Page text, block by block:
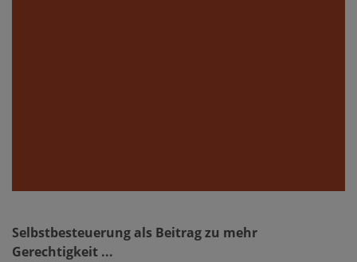
Selbstbesteuerung als Beitrag zu mehr
Gerechtigkeit ...